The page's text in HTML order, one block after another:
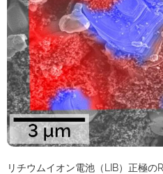
リチウムイオン電池（LIB）正極の